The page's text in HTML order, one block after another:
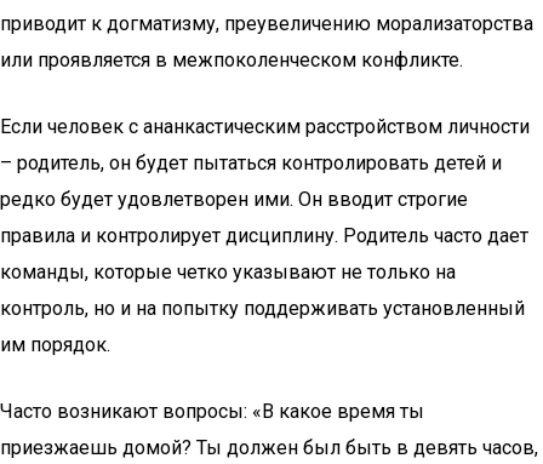
приводит к догматизму, преувеличению морализаторства
или проявляется в межпоколенческом конфликте.
Если человек с ананкастическим расстройством личности
– родитель, он будет пытаться контролировать детей и
редко будет удовлетворен ими. Он вводит строгие
правила и контролирует дисциплину. Родитель часто дает
команды, которые четко указывают не только на
контроль, но и на попытку поддерживать установленный
им порядок.
Часто возникают вопросы: «В какое время ты
приезжаешь домой? Ты должен был быть в девять часов,